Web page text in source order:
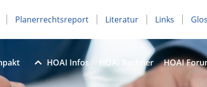
Planerrechtsreport Literatur Links
HOAI Infos HOAI Rechner HOAI